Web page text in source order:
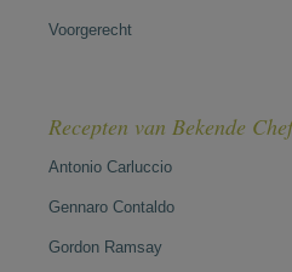
Voorgerecht
Recepten van Bekende
Antonio Carluccio
Gennaro Contaldo
Gordon Ramsay